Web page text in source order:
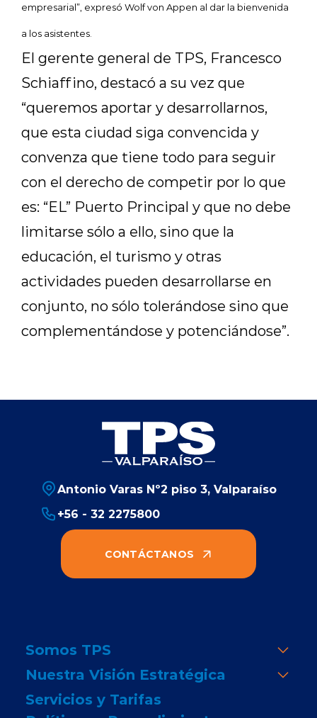
empresarial”, expresó Wolf von Appen al dar la bienvenida
a los asistentes.
El gerente general de TPS, Francesco
Schiaffino, destacó a su vez que
“queremos aportar y desarrollarnos,
que esta ciudad siga convencida y
convenza que tiene todo para seguir
con el derecho de competir por lo que
es: “EL” Puerto Principal y que no debe
limitarse sólo a ello, sino que la
educación, el turismo y otras
actividades pueden desarrollarse en
conjunto, no sólo tolerándose sino que
complementándose y potenciándose”.
Antonio Varas Nº2 piso 3, Valparaíso
+56 - 32 2275800
CONTÁCTANOS
Somos TPS
Nuestra Visión Estratégica
Servicios y Tarifas